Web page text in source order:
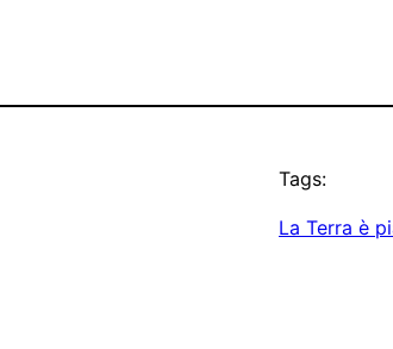
Tags:
La Terra è